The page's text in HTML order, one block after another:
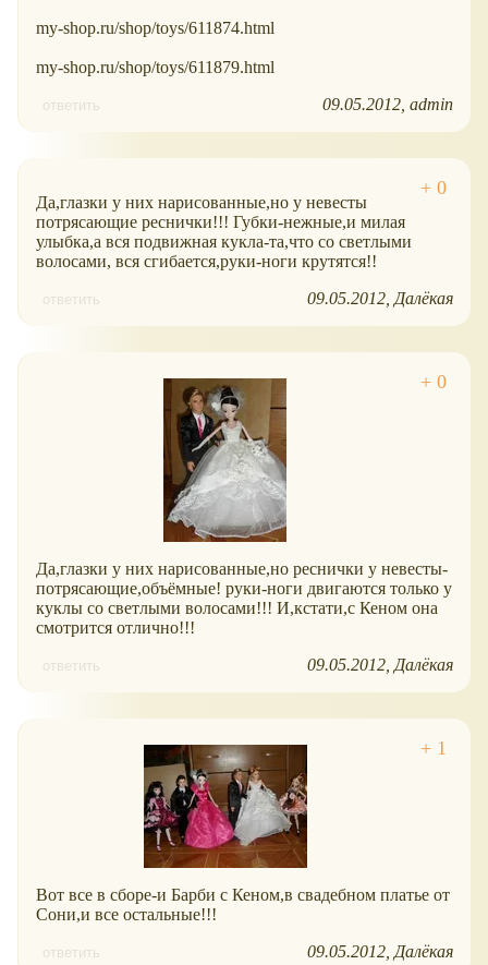
my-shop.ru/shop/toys/611874.html
my-shop.ru/shop/toys/611879.html
ответить 09.05.2012 admin
Да,глазки у них нарисованные,но у невесты
потрясающие реснички!!! Губки-нежные,и милая
улыбка,а вся подвижная кукла-та,что со светлыми
волосами, вся сгибается,руки-ноги крутятся!!
ответить 09.05.2012 Далёкая
Да,глазки у них нарисованные,но реснички у невесты-
потрясающие,объёмные! руки-ноги двигаются только у
куклы со светлыми волосами!!! И,кстати,с Кеном она
смотрится отлично!!!
ответить 09.05.2012 Далёкая
Вот все в сборе-и Барби с Кеном,в свадебном платье от
Сони,и все остальные!!!
ответить 09.05.2012 Далёкая